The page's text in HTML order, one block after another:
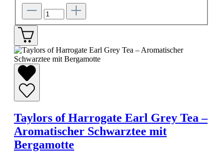
Taylors of Harrogate Earl Grey Tea –
Aromatischer Schwarztee mit
Bergamotte